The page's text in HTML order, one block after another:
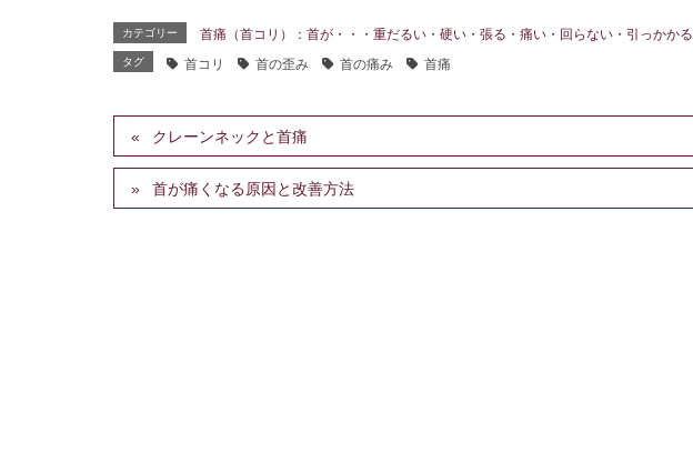
カテゴリー 首痛（首コリ）：首が・・・重だるい・硬い・張る・痛い・回らない・引っかかる
タグ 首コリ 首の歪み 首の痛み 首痛
クレーンネックと首痛
首が痛くなる原因と改善方法